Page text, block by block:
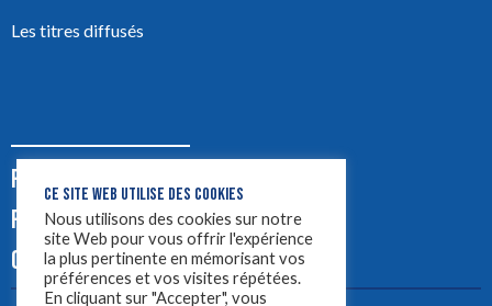
Les titres diffusés
PODCASTS
PUB
CONTACT
CE SITE WEB UTILISE DES COOKIES
Nous utilisons des cookies sur notre
site Web pour vous offrir l'expérience
la plus pertinente en mémorisant vos
préférences et vos visites répétées.
En cliquant sur "Accepter", vous